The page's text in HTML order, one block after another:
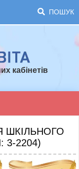
ПОШУК
кабінетів
ШКІЛЬНОГО
2204)